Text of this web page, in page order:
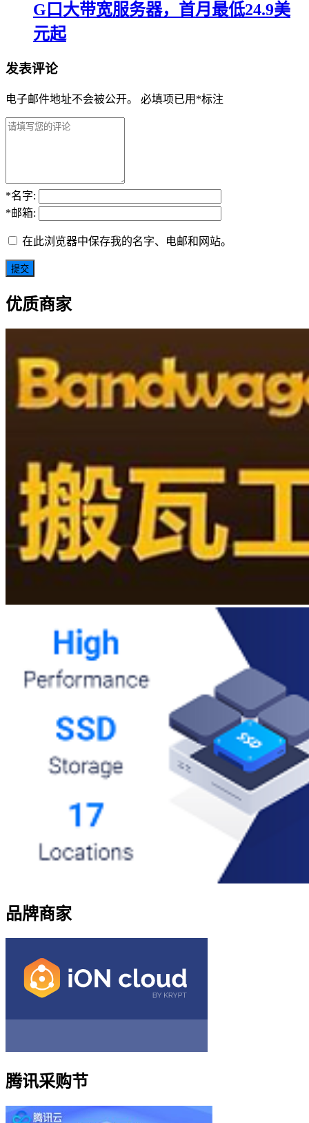
G口大带宽服务器，首月最低24.9美
元起
发表评论
电子邮件地址不会被公开。 必填项已用 *标注
*名字:
*邮箱:
在此浏览器中保存我的名字、电邮和网站。
优质商家
品牌商家
腾讯采购节